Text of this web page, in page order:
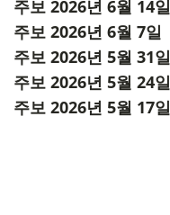
주보 2026년 6월 14일
주보 2026년 6월 7일
주보 2026년 5월 31일
주보 2026년 5월 24일
주보 2026년 5월 17일